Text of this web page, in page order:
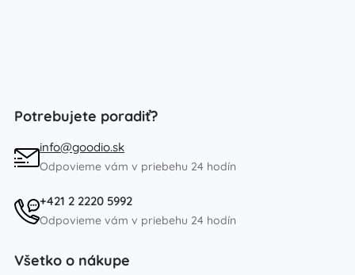
Potrebujete poradiť?
info@goodio.sk
Odpovieme vám v priebehu 24 hodín
+421 2 2220 5992
Odpovieme vám v priebehu 24 hodín
Všetko o nákupe